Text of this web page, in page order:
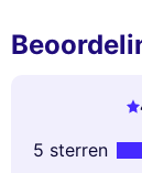
5 sterren